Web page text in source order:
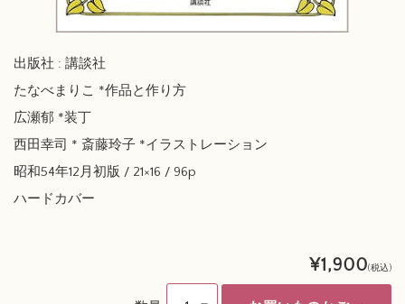
出版社 : 講談社
たなべまりこ *作品と作り方
広瀬郁 *装丁
西田幸司 * 斎藤玲子 *イラストレーション
昭和54年12月初版 / 21×16 / 96p
ハードカバー
¥1,900(税込)